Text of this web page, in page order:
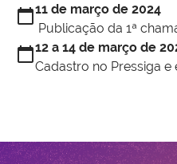
calendar_today11 de março de 2024
Publicação da 1ª
calendar_today12 a 14 de março de
Cadastro no Pressiga